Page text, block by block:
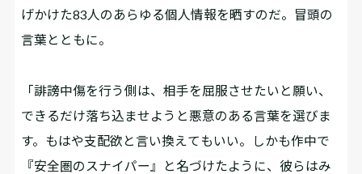
げかけた83人のあらゆる個人情報を晒すのだ。冒頭の
言葉とともに。
「誹謗中傷を行う側は、相手を屈服させたいと願い、
できるだけ落ち込ませようと悪意のある言葉を選びま
す。もはや支配欲と言い換えてもいい。しかも作中で
『安全圏のスナイパー』と名づけたように、彼らはみ